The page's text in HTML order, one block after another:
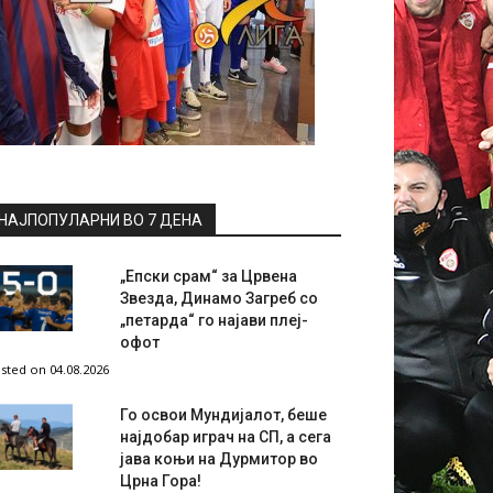
ВО 7 ДЕНА
„Епски срам“ за Црвена
Звезда, Динамо Загреб со
„петарда“ го најави плеј-
офот
on 04.08.2026
Го освои Мундијалот, беше
најдобар играч на СП, а сега
јава коњи на Дурмитор во
Црна Гора!